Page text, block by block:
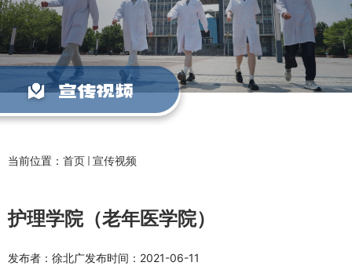
宣传视频
当前位置： 首页 宣传视频
护理学院（老年医学院）
发布者：徐北广发布时间：2021-06-11